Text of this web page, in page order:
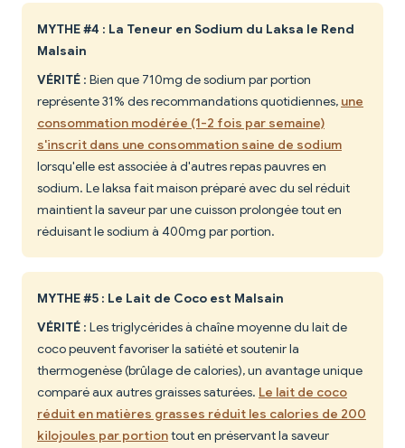
MYTHE #4 : La Teneur en Sodium du Laksa le Rend
Malsain
VÉRITÉ : Bien que 710mg de sodium par portion
représente 31% des recommandations quotidiennes, une
consommation modérée (1-2 fois par semaine)
s'inscrit dans une consommation saine de sodium
lorsqu'elle est associée à d'autres repas pauvres en
sodium. Le laksa fait maison préparé avec du sel réduit
maintient la saveur par une cuisson prolongée tout en
réduisant le sodium à 400mg par portion.
MYTHE #5 : Le Lait de Coco est Malsain
VÉRITÉ : Les triglycérides à chaîne moyenne du lait de
coco peuvent favoriser la satiété et soutenir la
thermogenèse (brûlage de calories), un avantage unique
comparé aux autres graisses saturées. Le lait de coco
réduit en matières grasses réduit les calories de 200
kilojoules par portiontout en préservant la saveur